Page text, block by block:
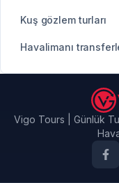
Kuş gözlem turları
Havalimanı
Vigo Tours | Günlük